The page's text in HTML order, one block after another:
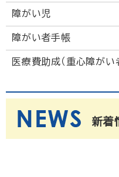
障がい児
障がい者手帳
医療費助成（重心障がい
新着